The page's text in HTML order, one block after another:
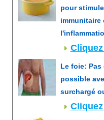
pour
immunitaire
Le foie: Pas
possible
surchargé